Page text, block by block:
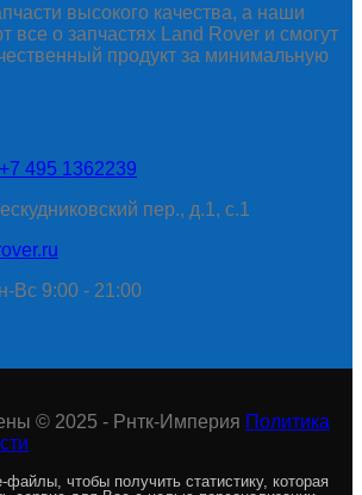
высокого качества, а наши
все о запчастях Land Rover и смогут
продукт за минимальную
+7 495 1362239
пер., д.1, с.1
Вс 9:00 - 21:00
© 2025 - Рнтк-Империя Политика
чтобы получить статистику, которая